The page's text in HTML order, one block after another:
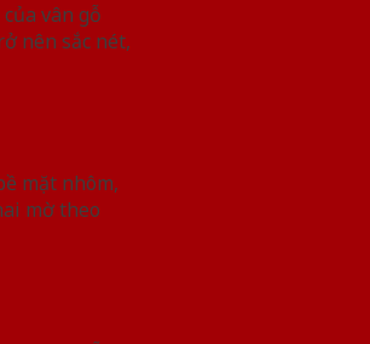
vân gỗ
nên sắc nét,
mặt nhôm,
mờ theo